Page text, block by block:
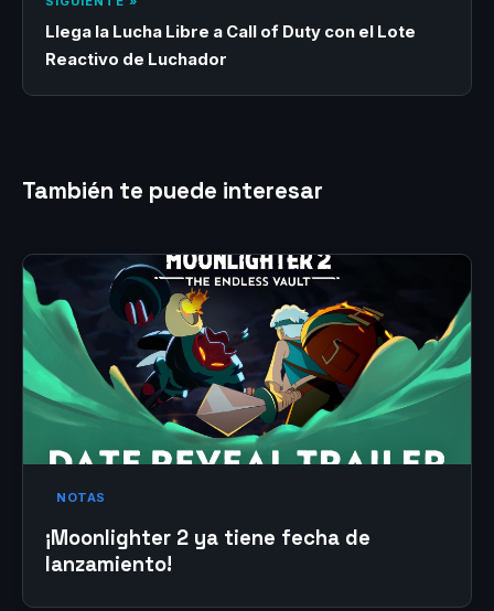
Llega la Lucha Libre a Call of Duty con el Lote
Reactivo de Luchador
También te puede interesar
NOTAS
¡Moonlighter 2 ya tiene fecha de
lanzamiento!